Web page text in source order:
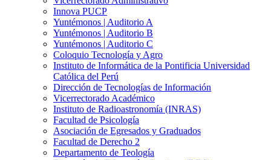
Innova PUCP
Yuntémonos | Auditorio A
Yuntémonos | Auditorio B
Yuntémonos | Auditorio C
Coloquio Tecnología y Agro
Instituto de Informática de la Pontificia Universidad
Católica del Perú
Dirección de Tecnologías de Información
Vicerrectorado Académico
Instituto de Radioastronomía (INRAS)
Facultad de Psicología
Asociación de Egresados y Graduados
Facultad de Derecho 2
Departamento de Teología